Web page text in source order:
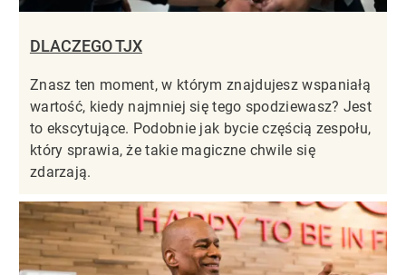
DLACZEGO TJX
Znasz ten moment, w którym znajdujesz wspaniałą
wartość, kiedy najmniej się tego spodziewasz? Jest
to ekscytujące. Podobnie jak bycie częścią zespołu,
który sprawia, że takie magiczne chwile się
zdarzają.